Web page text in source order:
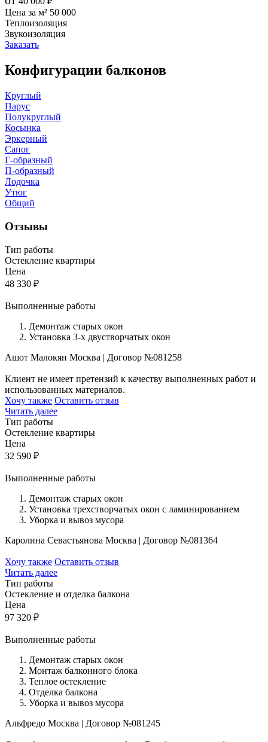
Цена за м² 50 000
Теплоизоляция
Звукоизоляция
Заказать
Конфигурации балконов
Круглый
Парус
Полукруглый
Косынка
Эркерный
Сапог
Г-образный
П-образный
Лодочка
Утюг
Общий
Отзывы
Тип работы
Остекление квартиры
Цена
48 330 ₽
Выполненные работы
Демонтаж старых окон
Установка 3-х двустворчатых окон
Ашот Малокян Москва | Договор №081258
Клиент не имеет претензий к качеству выполненных работ и
использованных материалов.
Хочу также Оставить отзыв
Читать далее
Тип работы
Остекление квартиры
Цена
32 590 ₽
Выполненные работы
Демонтаж старых окон
Установка трехстворчатых окон с ламинированием
Уборка и вывоз мусора
Каролина Севастьянова Москва | Договор №081364
Хочу также Оставить отзыв
Читать далее
Тип работы
Остекление и отделка балкона
Цена
97 320 ₽
Выполненные работы
Демонтаж старых окон
Монтаж балконного блока
Теплое остекление
Отделка балкона
Уборка и вывоз мусора
Альфредо Москва | Договор №081245